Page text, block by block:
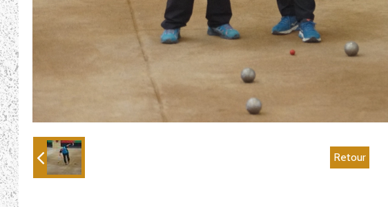
Retour